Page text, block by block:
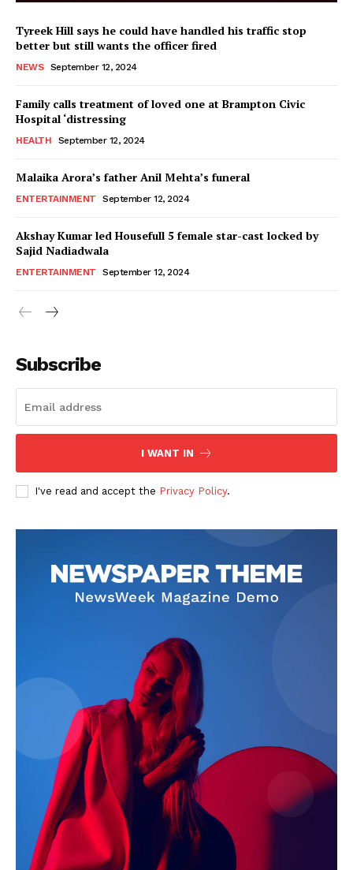
Tyreek Hill says he could have handled his traffic stop
better but still wants the officer fired
NEWS September 12, 2024
Family calls treatment of loved one at Brampton Civic
Hospital ‘distressing
HEALTH September 12, 2024
Malaika Arora’s father Anil Mehta’s funeral
ENTERTAINMENT September 12, 2024
Akshay Kumar led Housefull 5 female star-cast locked by
Sajid Nadiadwala
ENTERTAINMENT September 12, 2024
Subscribe
I WANT IN
I've read and accept the Privacy Policy.